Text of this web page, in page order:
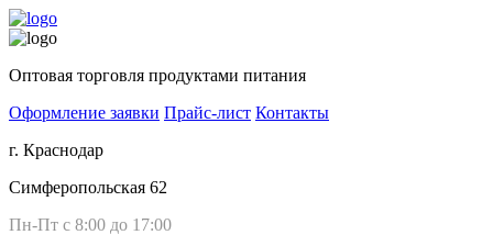
Оптовая торговля продуктами питания
Оформление заявки Прайс-лист Контакты
г. Краснодар
Симферопольская 62
Пн-Пт с 8:00 до 17:00